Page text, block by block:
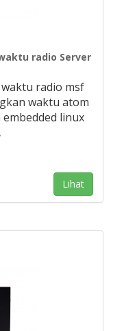
radio Server
radio msf
waktu atom
linux
Lihat